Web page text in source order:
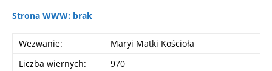
Strona WWW: brak
Wezwanie:
Maryi Matki Kościoła
Liczba wiernych:
970